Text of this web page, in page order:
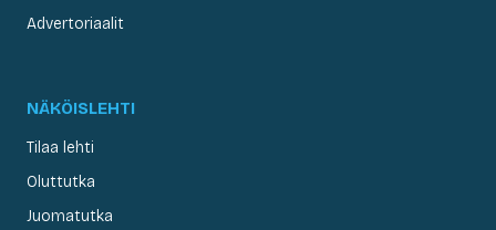
Advertoriaalit
NÄKÖISLEHTI
Tilaa lehti
Oluttutka
Juomatutka